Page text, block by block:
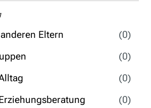
Eltern
(0)
(0)
(0)
(0)